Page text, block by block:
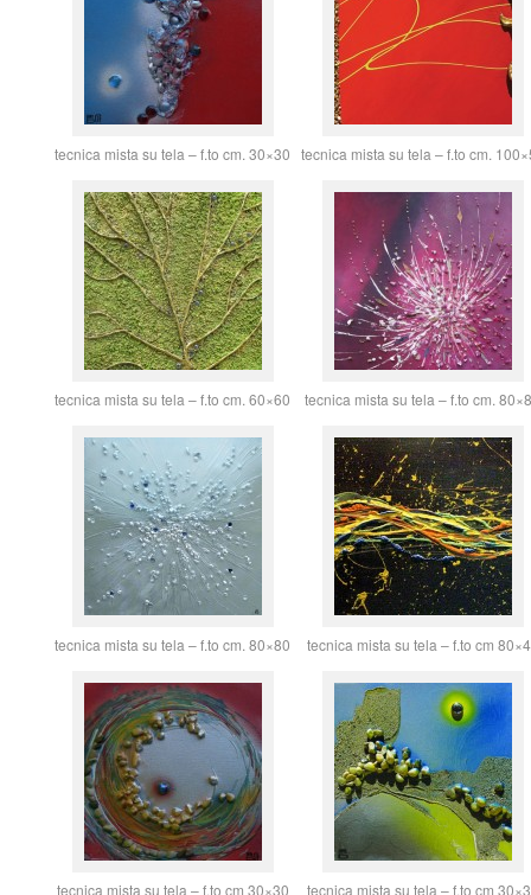
tecnica mista su tela – f.to cm. 30×30 tecnica mista su tela – f.to cm.
tecnica mista su tela – f.to cm. 60×60 tecnica mista su tela – f.to cm.
tecnica mista su tela – f.to cm. 80×80 tecnica mista su tela – f.to cm
tecnica mista su tela – f.to cm 30×30 tecnica mista su tela – f.to cm